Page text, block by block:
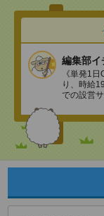
編集部イ
《単発1
り、時給
での設営